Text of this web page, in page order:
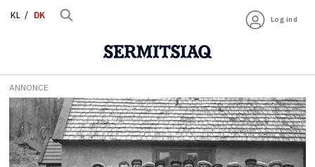
KL DK Log ind
Tag:
kryolit
ANNONCE